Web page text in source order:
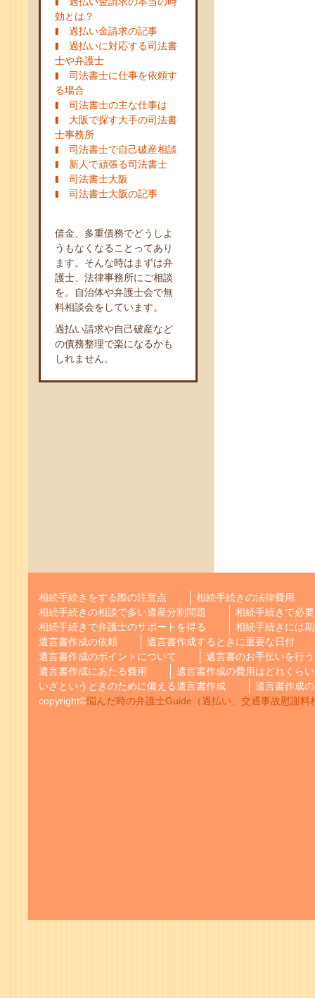
効とは？
過払い金請求の記事
過払いに対応する司法書
士や弁護士
司法書士に仕事を依頼す
る場合
司法書士の主な仕事は
大阪で探す大手の司法書
士事務所
司法書士で自己破産相談
新人で頑張る司法書士
司法書士大阪
司法書士大阪の記事
借金、多重債務でどうしよ
うもなくなることってあり
ます。そんな時はまずは弁
護士、法律事務所にご相談
を。自治体や弁護士会で無
料相談会をしています。
過払い請求や自己破産など
の債務整理で楽になるかも
しれません。
相続手続きをする際の注意点
相続手続きの法律費用
相続手続きの相談で多い遺産分割問題
相続手続きで必
相続手続きで弁護士のサポートを得る
相続手続きには
遺言書作成の依頼
遺言書作成するときに重要な日付
遺言書作成のポイントについて
遺言書のお手伝いを行
遺言書作成にあたる費用
遺言書作成の費用はどれくら
いざというときのために備える遺言書作成
遺言書作成
copyright©悩んだ時の弁護士Guide（過払い、交通事故慰謝料